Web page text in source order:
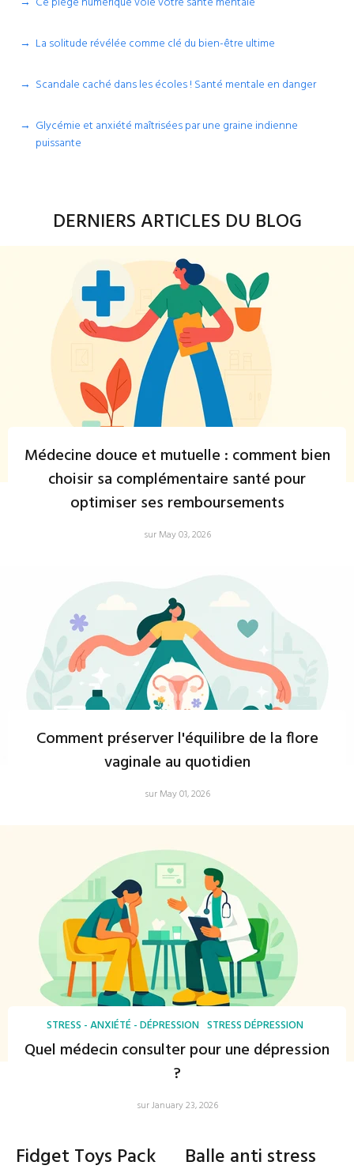
La solitude révélée comme clé du bien-être ultime
Scandale caché dans les écoles ! Santé mentale en danger
Glycémie et anxiété maîtrisées par une graine indienne
puissante
DERNIERS ARTICLES DU BLOG
Médecine douce et mutuelle : comment bien
choisir sa complémentaire santé pour
optimiser ses remboursements
sur May 03, 2026
Comment préserver l'équilibre de la flore
vaginale au quotidien
sur May 01, 2026
STRESS - ANXIÉTÉ - DÉPRESSION STRESS DÉPRESSION
Quel médecin consulter pour une dépression
?
sur January 23, 2026
Fidget Toys Pack Balle anti stress